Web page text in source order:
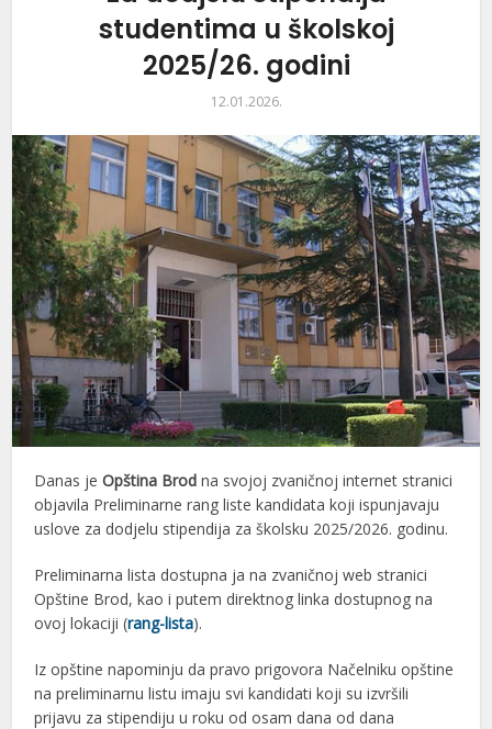
studentima u školskoj
2025/26. godini
12.01.2026.
Danas jeOpština Brod na svojoj zvaničnoj internet stranici
objavila Preliminarne rang liste kandidata koji ispunjavaju
uslove za dodjelu stipendija za školsku 2025/2026. godinu.
Preliminarna lista dostupna ja na zvaničnoj web stranici
Opštine Brod, kao i putem direktnog linka dostupnog na
ovoj lokaciji (rang-lista).
Iz opštine napominju da pravo prigovora Načelniku opštine
na preliminarnu listu imaju svi kandidati koji su izvršili
prijavu za stipendiju u roku od osam dana od dana